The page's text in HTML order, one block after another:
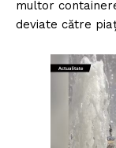
multor
deviate către